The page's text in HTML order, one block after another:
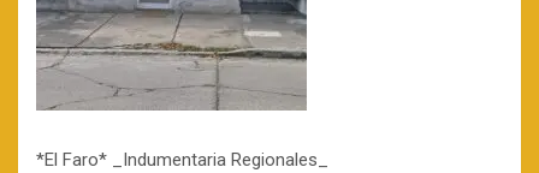
*El Faro* _Indumentaria Regionales_